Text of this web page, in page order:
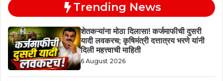
Trending News
शेतकऱ्यांना मोठा दिलासा! कर्जमाफीची दुसरी
यादी लवकरच; कृषिमंत्री दत्तात्रय भरणे यांनी
दिली महत्त्वाची माहिती
6 August 2026